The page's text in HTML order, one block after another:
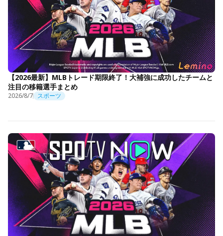
【2026最新】MLBトレード期限終了！大補強に成功したチームと
注目の移籍選手まとめ
2026/8/7 スポーツ